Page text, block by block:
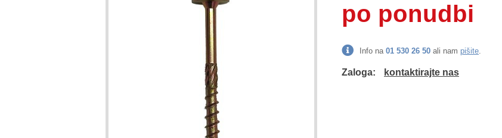
po ponudbi
Info na 01 530 26 50 ali nam pišite.
Zaloga: kontaktirajte nas